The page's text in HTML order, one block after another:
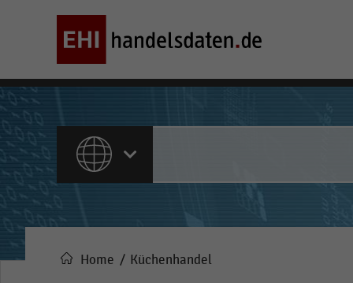
ALLE INHALTE
Pfadnavigation
Home Küchenhandel